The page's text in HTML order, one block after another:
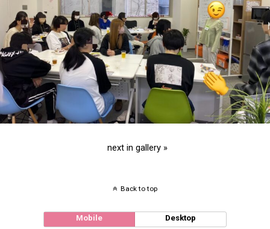
next in gallery »
Back to top
Mobile Desktop